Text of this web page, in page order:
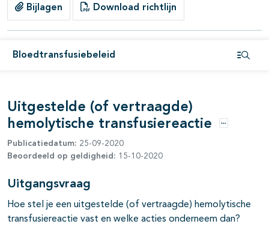
Bijlagen Download richtlijn
Bloedtransfusiebeleid
open- en dichtklappen
open- en dichtklappen
Uitgestelde (of vertraagde)
hemolytische transfusiereactie
Opties
Publicatiedatum: 25-09-2020
Beoordeeld op geldigheid: 15-10-2020
Uitgangsvraag
Hoe stel je een uitgestelde (of vertraagde) hemolytische
transfusiereactie vast en welke acties onderneem dan?